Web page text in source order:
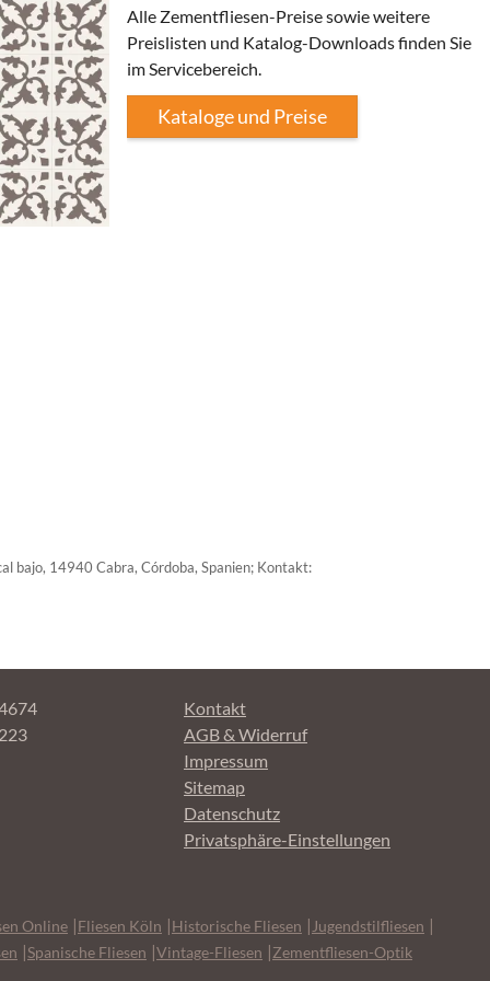
Alle Zementfliesen-Preise sowie weitere
Preislisten und Katalog-Downloads finden Sie
im Servicebereich.
Kataloge und Preise
bajo, 14940 Cabra, Córdoba, Spanien; Kontakt:
Navigation überspringen
Kontakt
AGB & Widerruf
Impressum
Sitemap
Datenschutz
Privatsphäre-Einstellungen
Online Fliesen Köln Historische Fliesen Jugendstilfliesen
Spanische Fliesen Vintage-Fliesen Zementfliesen-Optik